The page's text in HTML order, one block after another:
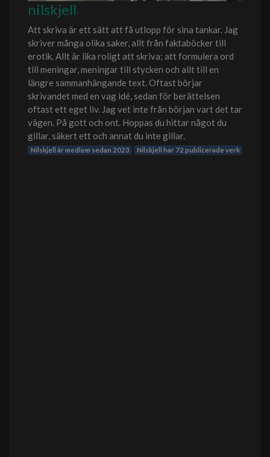
nilskjell
Att skriva är ett sätt att få utlopp för sina tankar. Jag
skriver många olika saker, allt från faktaböcker till
erotik. Allt är lika roligt att skriva; att formulera ord
till meningar, meningar till stycken och allt till en
längre sammanhängande text. Oftast börjar
skrivandet med en vag idé, sedan för berättelsen
oftast ett eget liv. Jag vet inte från början vart det tar
vägen. På gott och ont. Hoppas du hittar något du
gillar, säkert ett och annat du inte gillar.
Nilskjell är medlem sedan 2023 Nilskjell har 72 publicerade verk